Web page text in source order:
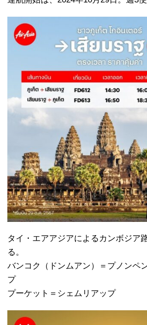
タイ・エアアジアによるカンボジア
る。
バンコク（ドンムアン）＝プノンペ
プ
プーケット＝シェムリアップ